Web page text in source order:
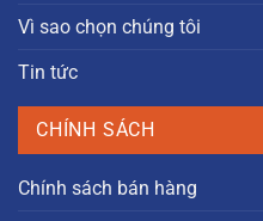
Vì sao chọn chúng tôi
Tin tức
CHÍNH SÁCH
Chính sách bán hàng